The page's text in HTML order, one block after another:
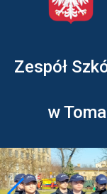
Zespół
w